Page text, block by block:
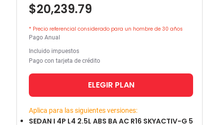
$20,239.79
* Precio referencial considerado para un hombre de 30 años
Pago Anual
Incluido impuestos
Pago con tarjeta de crédito
ELEGIR PLAN
Aplica para las siguientes versiones:
SEDAN I 4P L4 2.5L ABS BA AC R16 SKYACTIV-G 5